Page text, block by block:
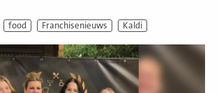
food Franchisenieuws Kaldi